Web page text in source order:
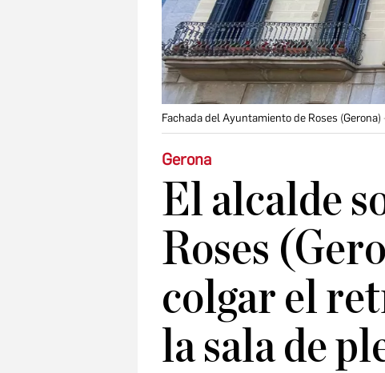
Fachada del Ayuntamiento de Roses (Gerona)
Gerona
El alcalde
Roses
colgar el
la sala de